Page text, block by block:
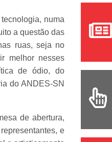
numa
a questão das
ruas, seja no
melhor nesses
de ódio, do
do ANDES-SN
de abertura,
e